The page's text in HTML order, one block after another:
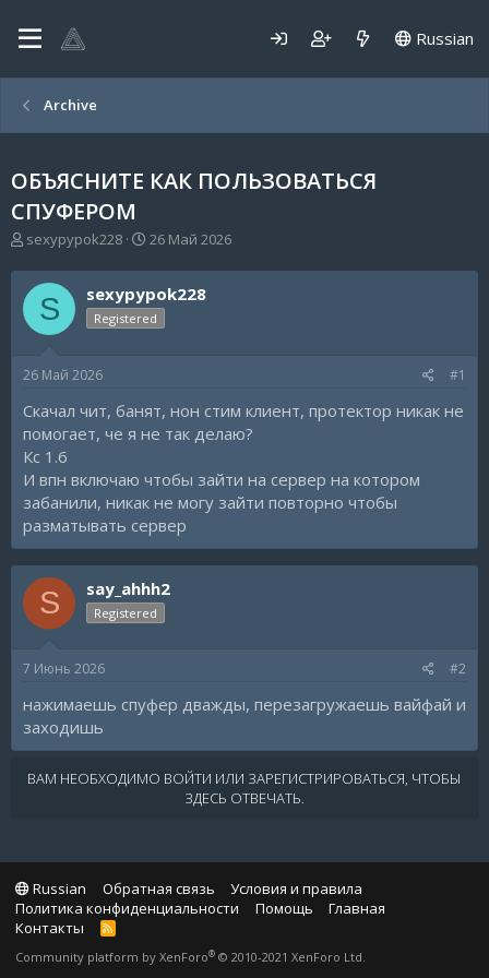
Russian
Archive
ОБЪЯСНИТЕ КАК ПОЛЬЗОВАТЬСЯ
СПУФЕРОМ
А
т
о
р
т
м
sexypypok228
Д
т
а
н
а
26 Май 2026
S sexypypok228
Registered
26 Май 2026 #1
Скачал чит, банят, нон стим клиент, протектор никак не
помогает, че я не так делаю?
Кс 1.6
И впн включаю чтобы зайти на сервер на котором
забанили, никак не могу зайти повторно чтобы
разматывать сервер
S say_ahhh2
Registered
7 Июнь 2026 #2
нажимаешь спуфер дважды, перезагружаешь вайфай и
заходишь
ВАМ НЕОБХОДИМО ВОЙТИ ИЛИ ЗАРЕГИСТРИРОВАТЬСЯ, ЧТОБЫ
ЗДЕСЬ ОТВЕЧАТЬ.
Russian Обратная связь
Условия и правила
Политика конфиденциальности
Помощь
Главная
Контакты
R
S
Community platform by XenForo® © 2010-2021 XenForo Ltd.